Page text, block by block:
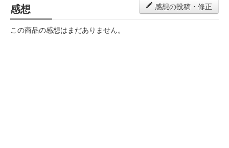
感想 感想の投稿・修正
この商品の感想はまだありません。